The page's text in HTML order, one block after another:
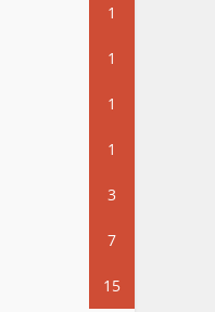
1
1
1
1
3
7
15